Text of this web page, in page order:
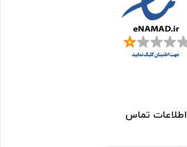
اطلاعات تماس